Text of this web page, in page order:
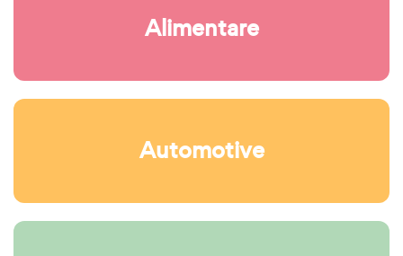
Alimentare
Automotive